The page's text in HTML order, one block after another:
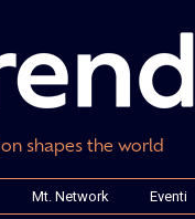
shapes the world
Mt. Network Eventi